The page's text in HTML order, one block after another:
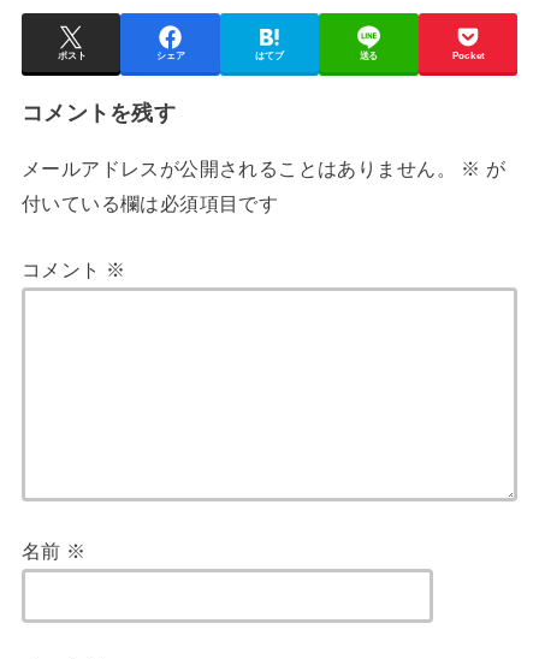
ポスト シェア はてブ 送る Pocket
コメントを残す
メールアドレスが公開されることはありません。 ※ が
付いている欄は必須項目です
コメント ※
名前 ※